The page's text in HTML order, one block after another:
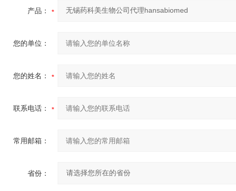
产品：
您的单位：
您的姓名：
联系电话：
常用邮箱：
省份：